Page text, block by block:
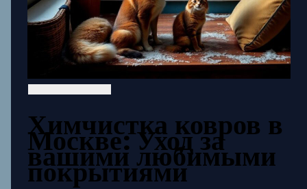
Химчистка ковров в
Москве: Уход за
вашими любимыми
покрытиями